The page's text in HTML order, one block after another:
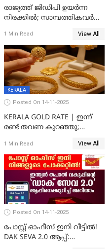
രാജ്യത്ത് ജിഡിപി ഉയര്‍ന്ന
നിരക്കില്‍; സാമ്പത്തികവർഷം
ശതമാനമായി; പ്രചോദനം
നൽകുന്നുവെന്ന് മോദി
1 Min Read View All
KERALA
Posted On 14-11-2025
KERALA GOLD RATE | ഇന്ന്
രണ്ട് തവണ കുറഞ്ഞു;
1 Min Read View All
Posted On 14-11-2025
പോസ്റ്റ് ഓഫീസ് ഇനി വീട്ടിൽ!
DAK SEVA 2.0 ആപ്പ്: